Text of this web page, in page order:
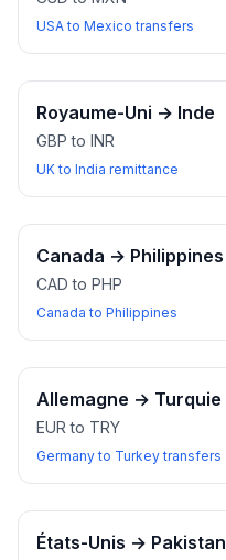
USA to Mexico transfers
Royaume-Uni → Inde
GBP to INR
UK to India remittance
Canada → Philippines
CAD to PHP
Canada to Philippines
Allemagne → Turquie
EUR to TRY
Germany to Turkey transfers
États-Unis → Pakistan